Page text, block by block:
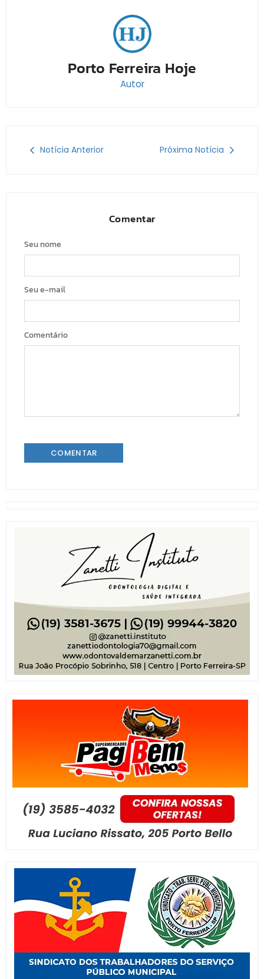
Porto Ferreira Hoje
Autor
Notícia Anterior Próxima Notícia
Comentar
Seu nome
Seu e-mail
Comentário